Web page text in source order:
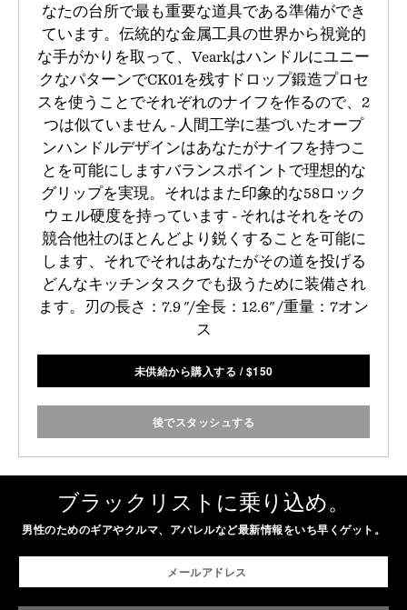
なたの台所で最も重要な道具である準備ができ
ています。伝統的な金属工具の世界から視覚的
な手がかりを取って、Vearkはハンドルにユニー
クなパターンでCK01を残すドロップ鍛造プロセ
スを使うことでそれぞれのナイフを作るので、2
つは似ていません - 人間工学に基づいたオープ
ンハンドルデザインはあなたがナイフを持つこ
とを可能にしますバランスポイントで理想的な
グリップを実現。それはまた印象的な58ロック
ウェル硬度を持っています - それはそれをその
競合他社のほとんどより鋭くすることを可能に
します、それでそれはあなたがその道を投げる
どんなキッチンタスクでも扱うために装備され
ます。刃の長さ：7.9 "/全長：12.6" /重量：7オン
ス
未供給から購入する /$150
後でスタッシュする
ブラックリストに乗り込め。
男性のためのギアやクルマ、アパレルなど最新情報をいち早くゲット。